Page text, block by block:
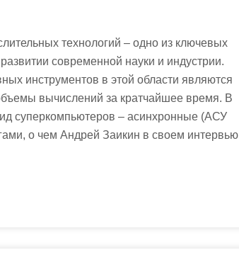
технологий – одно из ключевых
современной науки и индустрии.
инструментов в этой области являются
вычислений за кратчайшее время. В
суперкомпьютеров – асинхронные (АСУ
о чем Андрей Заикин в своем интервью